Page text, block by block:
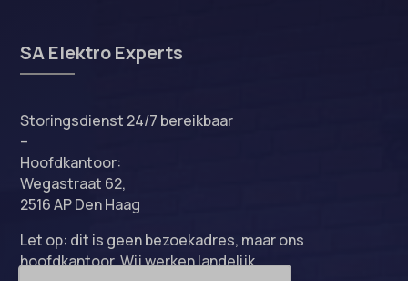
SA Elektro Experts
Storingsdienst 24/7 bereikbaar
–
Hoofdkantoor:
Wegastraat 62,
2516 AP Den Haag
Let op: dit is geen bezoekadres, maar ons
hoofdkantoor. Wij werken landelijk.